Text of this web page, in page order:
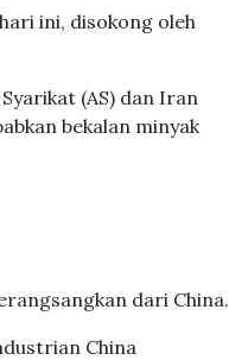
ini, disokong oleh
(AS) dan Iran
bekalan minyak
dari China.
China